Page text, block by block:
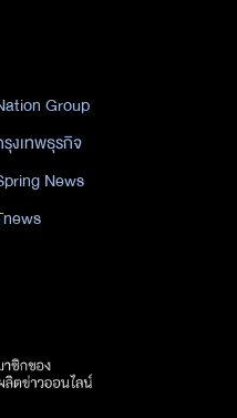
Group
งเทพธุรกิจ
News